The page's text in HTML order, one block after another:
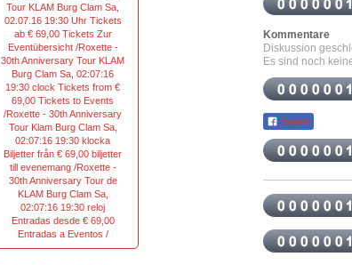
Kommentare
Diskussion
Es sind noch
Teilen
Tour KLAM Burg Clam Sa,
02.07.16 19:30 Uhr Tickets
ab € 69,00 Tickets Zur
Eventübersicht /Roxette -
30th Anniversary Tour KLAM
Burg Clam Sa, 02:07:16
19:30 clock Tickets from €
69,00 Tickets to Events
/Roxette - 30th Anniversary
Tour Klam Burg Clam Sa,
02:07:16 19:30 klocka
Biljetter från € 69,00 biljetter
till evenemang /Roxette -
30th Anniversary Tour de
KLAM Burg Clam Sa,
02:07:16 19:30 reloj
Entradas desde € 69,00
Entradas a Eventos /